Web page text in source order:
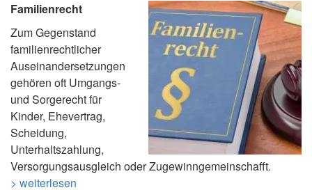
Familienrecht
Zum Gegenstand
familienrechtlicher
Auseinandersetzungen
gehören oft Umgangs-
und Sorgerecht für
Kinder, Ehevertrag,
Scheidung,
Unterhaltszahlung,
Versorgungsausgleich oder Zugewinngemeinschafft.
> weiterlesen